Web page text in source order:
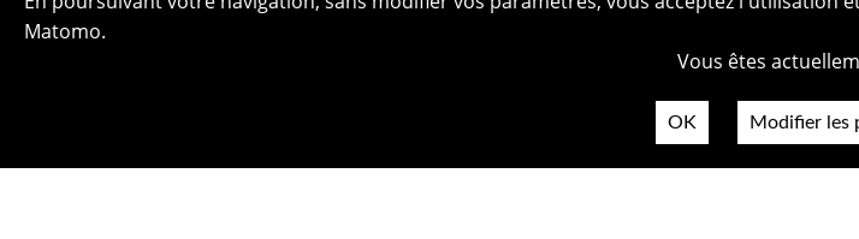
Matomo.
Vous êtes
OK Modifier les